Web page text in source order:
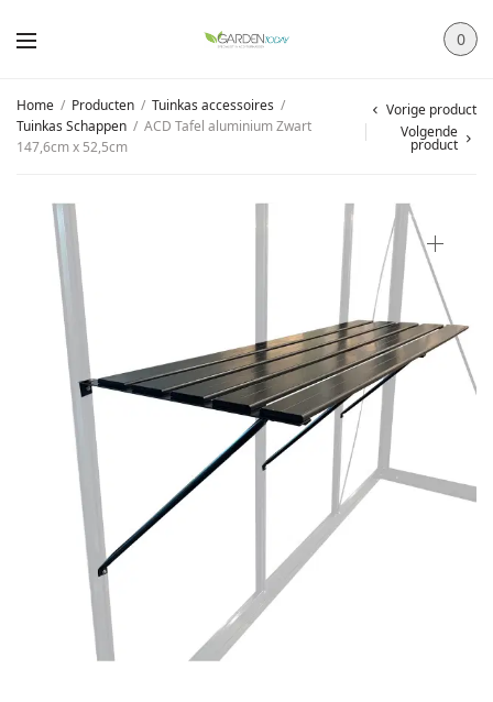
0
Home / Producten / Tuinkas accessoires /
Tuinkas Schappen / ACD Tafel aluminium Zwart
147,6cm x 52,5cm
Vorige product
Volgende
product